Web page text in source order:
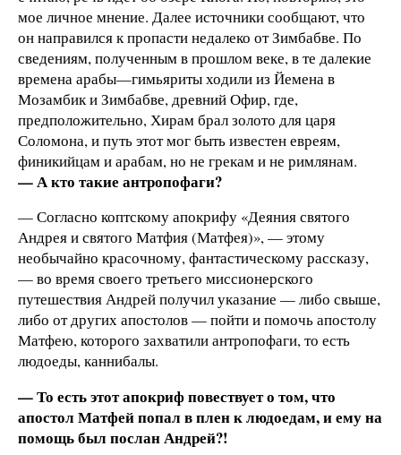
мое личное мнение. Далее источники сообщают, что
он направился к пропасти недалеко от Зимбабве. По
сведениям, полученным в прошлом веке, в те далекие
времена арабы—гимьяриты ходили из Йемена в
Мозамбик и Зимбабве, древний Офир, где,
предположительно, Хирам брал золото для царя
Соломона, и путь этот мог быть известен евреям,
финикийцам и арабам, но не грекам и не римлянам.
— А кто такие антропофаги?
— Согласно коптскому апокрифу «Деяния святого
Андрея и святого Матфия (Матфея)», — этому
необычайно красочному, фантастическому рассказу,
— во время своего третьего миссионерского
путешествия Андрей получил указание — либо свыше,
либо от других апостолов — пойти и помочь апостолу
Матфею, которого захватили антропофаги, то есть
людоеды, каннибалы.
— То есть этот апокриф повествует о том, что
апостол Матфей попал в плен к людоедам, и ему на
помощь был послан Андрей?!